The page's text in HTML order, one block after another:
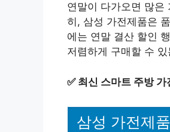
연말이 다가오면 많은
히, 삼성 가전제품은
에는 연말 결산 할인
저렴하게 구매할 수
✅ 최신 스마트 주방
삼성 가전제